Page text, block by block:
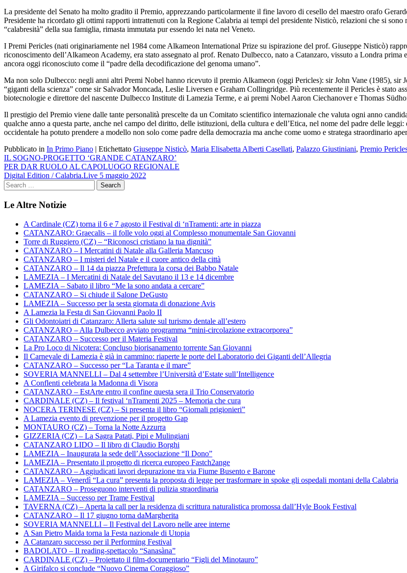
La presidente del Senato ha molto gradito il Premio, apprezzando particolarmente il fine lavoro di cesello del maestro orafo
Presidente ha ricordato gli ottimi rapporti intrattenuti con la Regione Calabria ai tempi del presidente Nisticò, relazioni che si
“calabresità” della sua famiglia, rimasta immutata pur essendo lei nata nel Veneto.
I Premi Pericles (nati originariamente nel 1984 come Alkameon International Prize su ispirazione del prof. Giuseppe Nisticò)
riconoscimento dell’Alkameon Academy, era stato assegnato al prof. Renato Dulbecco, nato a Catanzaro, vissuto a Londra
ancora oggi riconosciuto come il “padre della decodificazione del genoma umano”.
Ma non solo Dulbecco: negli anni altri Premi Nobel hanno ricevuto il premio Alkameon (oggi Pericles): sir John Vane (1985),
“giganti della scienza” come sir Salvador Moncada, Leslie Liversen e Graham Collingridge. Più recentemente il Pericles è stato
biotecnologie e direttore del nascente Dulbecco Institute di Lamezia Terme, e ai premi Nobel Aaron Ciechanover e Thomas
Il prestigio del Premio viene dalle tante personalità prescelte da un Comitato scientifico internazionale che valuta ogni anno
qualche anno a questa parte, anche nel campo del diritto, delle istituzioni, della cultura e dell’Etica, nel nome del padre delle
occidentale ha potuto prendere a modello non solo come padre della democrazia ma anche come uomo e stratega straordinario
Pubblicato in In Primo Piano | Etichettato Giuseppe Nisticò, Maria Elisabetta Alberti Casellati, Palazzo Giustiniani, Premio
Navigazione
articoli
IL SOGNO-PROGETTO ‘GRANDE CATANZARO’
PER DAR RUOLO AL CAPOLUOGO REGIONALE
Digital Edition / Calabria.Live 5 maggio 2022
Le Altre Notizie
A Cardinale (CZ) torna il 6 e 7 agosto il Festival di ‘nTramenti: arte in piazza
CATANZARO: Graecalis – il folle volo oggi al Complesso monumentale San Giovanni
Torre di Ruggiero (CZ) – “Riconosci cristiano la tua dignità”
CATANZARO – I Mercatini di Natale alla Galleria Mancuso
CATANZARO – I misteri del Natale e il cuore antico della città
CATANZARO – Il 14 da piazza Prefettura la corsa dei Babbo Natale
LAMEZIA – I Mercatini di Natale del Savutano il 13 e 14 dicembre
LAMEZIA – Sabato il libro “Me la sono andata a cercare”
CATANZARO – Si chiude il Salone DeGusto
LAMEZIA – Successo per la sesta giornata di donazione Avis
A Lamezia la Festa di San Giovanni Paolo II
Gli Odontoiatri di Catanzaro: Allerta salute sul turismo dentale all’estero
CATANZARO – Alla Dulbecco avviato programma “mini-circolazione extracorporea”
CATANZARO – Successo per il Materia Festival
La Pro Loco di Nicotera: Concluso biorisanamento torrente San Giovanni
Il Carnevale di Lamezia è già in cammino: riaperte le porte del Laboratorio dei Giganti dell’Allegria
CATANZARO – Successo per “La Taranta e il mare”
SOVERIA MANNELLI – Dal 4 settembre l’Università d’Estate sull’Intelligence
A Conflenti celebrata la Madonna di Visora
CATANZARO – EstArte entro il confine questa sera il Trio Conservatorio
CARDINALE (CZ) – Il festival ‘nTramenti 2025 – Memoria che cura
NOCERA TERINESE (CZ) – Si presenta il libro “Giornali prigionieri”
A Lamezia evento di prevenzione per il progetto Gap
MONTAURO (CZ) – Torna la Notte Azzurra
GIZZERIA (CZ) – La Sagra Patati, Pipi e Mulingiani
CATANZARO LIDO – Il libro di Claudio Borghi
LAMEZIA – Inaugurata la sede dell’Associazione “Il Dono”
LAMEZIA – Presentato il progetto di ricerca europeo Fastch2ange
CATANZARO – Aggiudicati lavori depurazione tra via Fiume Busento e Barone
LAMEZIA – Venerdì “La cura” presenta la proposta di legge per trasformare in spoke gli ospedali montani della Calabria
CATANZARO – Proseguono interventi di pulizia straordinaria
LAMEZIA – Successo per Trame Festival
TAVERNA (CZ) – Aperta la call per la residenza di scrittura naturalistica promossa dall’Hyle Book Festival
CATANZARO – Il 17 giugno torna daMargherita
SOVERIA MANNELLI – Il Festival del Lavoro nelle aree interne
A San Pietro Maida torna la Festa nazionale di Utopia
A Catanzaro successo per il Performing Festival
BADOLATO – Il reading-spettacolo “Sanasàna”
CARDINALE (CZ) – Proiettato il film-documentario “Figli del Minotauro”
A Girifalco si conclude “Nuovo Cinema Coraggioso”